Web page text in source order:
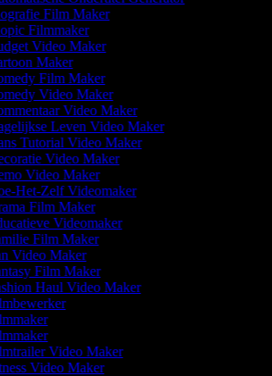
Film Maker
Filmmaker
Video Maker
Maker
Film Maker
Video Maker
Video Maker
Leven Video Maker
Tutorial Video Maker
Video Maker
Video Maker
Het-Zelf Videomaker
Film Maker
Videomaker
Film Maker
Video Maker
Film Maker
Haul Video Maker
Video Maker
Video Maker